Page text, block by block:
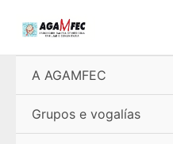
A AGAMFEC
Grupos e vogalías